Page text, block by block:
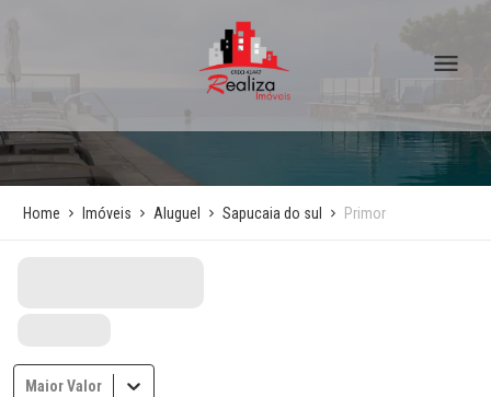
Home Imóveis Aluguel Sapucaia do sul Primor
Maior Valor